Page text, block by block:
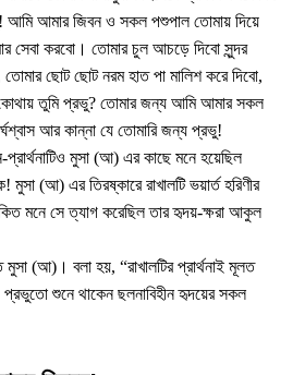
আমি আমার জিবন ও সকল পশুপাল তোমায় দিয়ে
সেবা করবো। তোমার চুল আচড়ে দিবো সুন্দর
ছোট ছোট নরম হাত পা মালিশ করে দিবো,
কোথায় তুমি প্রভু? তোমার জন্য আমি আমার সকল
আর কান্না যে তোমারি জন্য প্রভু!
মুসা (আ) এর কাছে মনে হয়েছিল
(আ) এর তিরষ্কারে রাখালটি ভয়ার্ত হরিণীর
মনে সে ত্যাগ করেছিল তার হৃদয়-ক্ষরা আকুল
মুসা (আ)। বলা হয়, “রাখালটির প্রার্থনাই মূলত
শুনে থাকেন ছলনাবিহীন হৃদয়ের সকল